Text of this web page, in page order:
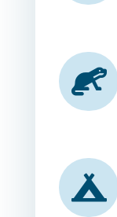

